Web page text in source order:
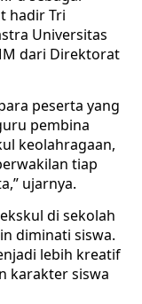
hadir Tri
Universitas
dari Direktorat
peserta yang
pembina
keolahragaan,
tiap
ujarnya.
di sekolah
diminati siswa.
lebih kreatif
karakter siswa